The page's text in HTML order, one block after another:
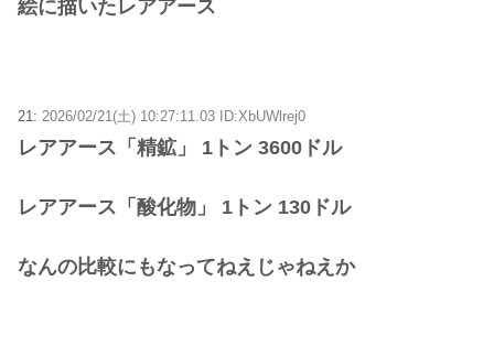
絵に描いたレアアース
21: 2026/02/21(土) 10:27:11.03 ID:XbUWlrej0
レアアース「精鉱」 1トン 3600ドル
レアアース「酸化物」 1トン 130ドル
なんの比較にもなってねえじゃねえか